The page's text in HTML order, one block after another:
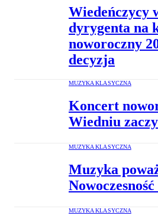
Wiedeńczycy
dyrygenta na
noworoczny
decyzja
MUZYKA KLASYCZNA
Koncert
Wiedniu
MUZYKA KLASYCZNA
Muzyka
MUZYKA KLASYCZNA